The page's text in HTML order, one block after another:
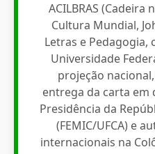
ACILBRAS (Cadeira
Cultura Mundial,
Letras e Pedagogia,
Universidade
projeção
entrega da carta em
Presidência da
(FEMIC/UFCA) e
internacionais na